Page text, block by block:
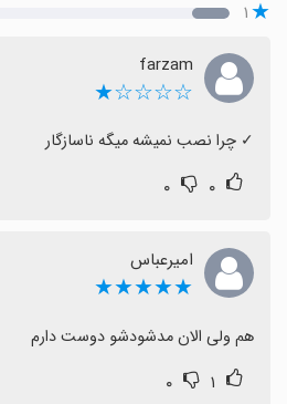
۱
farzam
☆☆☆☆★
‏✓ چرا نصب نمیشه میگه ناسازگار
۰ ۰
امیرعباس
★★★★★
هم ولی الان مدشودشو دوست دارم
۱ ۰